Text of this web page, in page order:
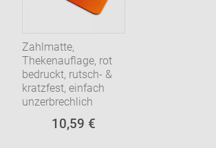
Zahlmatte,
Thekenauflage, rot
bedruckt, rutsch- &
kratzfest, einfach
unzerbrechlich
10,59 €